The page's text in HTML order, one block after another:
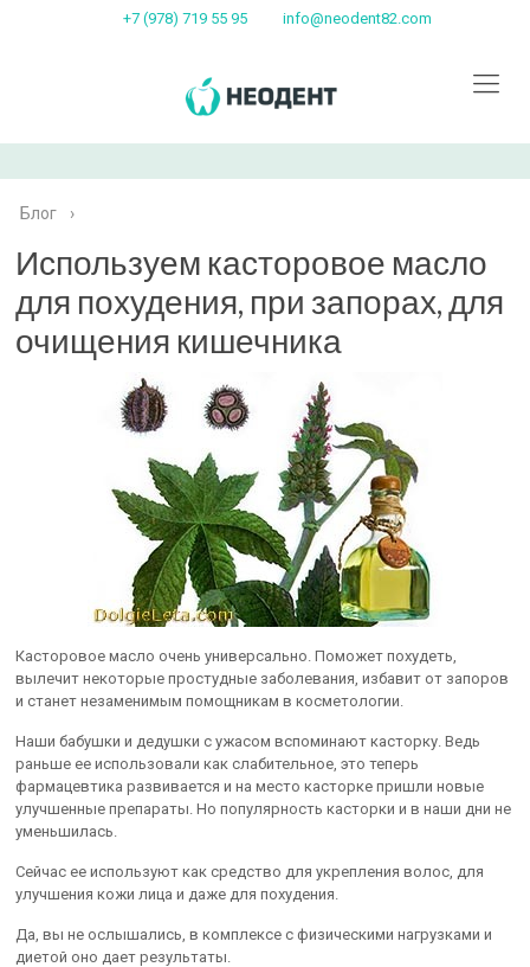
+7 (978) 719 55 95 info@neodent82.com
Блог ›
Используем касторовое масло
для похудения, при запорах, для
очищения кишечника
Касторовое масло очень универсально. Поможет похудеть,
вылечит некоторые простудные заболевания, избавит от запоров
и станет незаменимым помощникам в косметологии.
Наши бабушки и дедушки с ужасом вспоминают касторку. Ведь
раньше ее использовали как слабительное, это теперь
фармацевтика развивается и на место касторке пришли новые
улучшенные препараты. Но популярность касторки и в наши дни не
уменьшилась.
Сейчас ее используют как средство для укрепления волос, для
улучшения кожи лица и даже для похудения.
Да, вы не ослышались, в комплексе с физическими нагрузками и
диетой оно дает результаты.